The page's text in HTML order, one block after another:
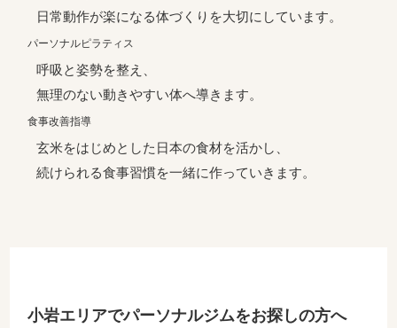
日常動作が楽になる体づくりを大切にしています。
パーソナルピラティス
呼吸と姿勢を整え、
無理のない動きやすい体へ導きます。
食事改善指導
玄米をはじめとした日本の食材を活かし、
続けられる食事習慣を一緒に作っていきます。
小岩エリアでパーソナルジムをお探しの方へ